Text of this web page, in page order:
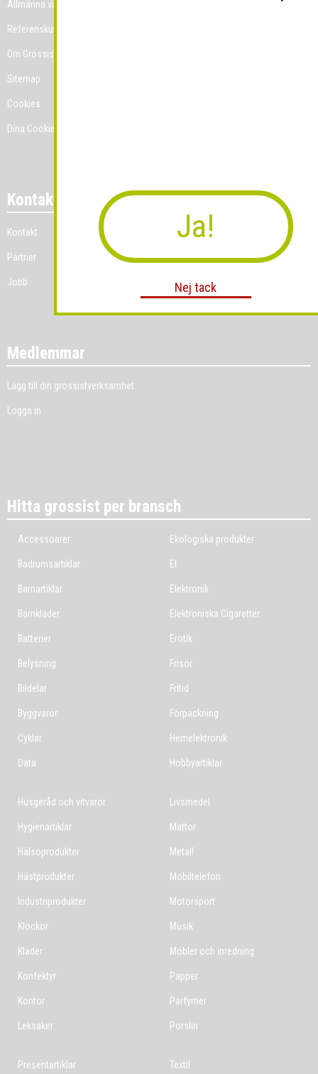
Allmänna villkor
Referenskunder
Om Grossist.se
Sitemap
Cookies
Dina Cookie-prefenser
Kontakt
Kontakt
Partner
Jobb
Medlemmar
Lägg till din grossistverksamhet
Logga in
Hitta grossist per bransch
Accessoarer
Badrumsartiklar
Barnartiklar
Barnkläder
Batterier
Belysning
Bildelar
Byggvaror
Cyklar
Data
Ekologiska produkter
El
Elektronik
Elektroniska Cigaretter
Erotik
Frisör
Fritid
Förpackning
Hemelektronik
Hobbyartiklar
Husgeråd och vitvaror
Hygienartiklar
Hälsoprodukter
Hästprodukter
Industriprodukter
Klockor
Kläder
Konfektyr
Kontor
Leksaker
Livsmedel
Mattor
Metall
Mobiltelefon
Motorsport
Musik
Möbler och inredning
Papper
Parfymer
Porslin
Presentartiklar Textil
Ja!
Nej tack